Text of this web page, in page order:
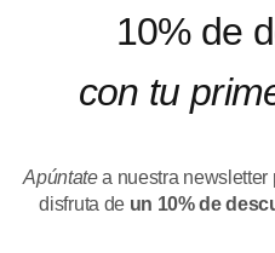
10% de
con tu
Apúntatea nuestra newsletter
disfruta de un 10% de